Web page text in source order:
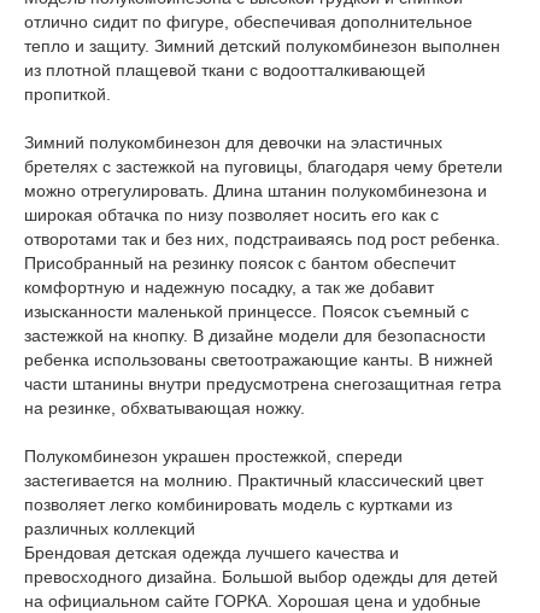
отлично сидит по фигуре, обеспечивая дополнительное
тепло и защиту. Зимний детский полукомбинезон выполнен
из плотной плащевой ткани с водоотталкивающей
пропиткой.
Зимний полукомбинезон для девочки на эластичных
бретелях с застежкой на пуговицы, благодаря чему бретели
можно отрегулировать. Длина штанин полукомбинезона и
широкая обтачка по низу позволяет носить его как с
отворотами так и без них, подстраиваясь под рост ребенка.
Присобранный на резинку поясок с бантом обеспечит
комфортную и надежную посадку, а так же добавит
изысканности маленькой принцессе. Поясок съемный с
застежкой на кнопку. В дизайне модели для безопасности
ребенка использованы светоотражающие канты. В нижней
части штанины внутри предусмотрена снегозащитная гетра
на резинке, обхватывающая ножку.
Полукомбинезон украшен простежкой, спереди
застегивается на молнию. Практичный классический цвет
позволяет легко комбинировать модель с куртками из
различных коллекций
Брендовая детская одежда лучшего качества и
превосходного дизайна. Большой выбор одежды для детей
на официальном сайте ГОРКА. Хорошая цена и удобные